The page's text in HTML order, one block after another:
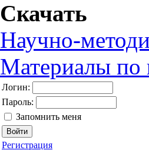
Скачать
Научно-
Материалы по
Логин:
Пароль:
Запомнить меня
Регистрация